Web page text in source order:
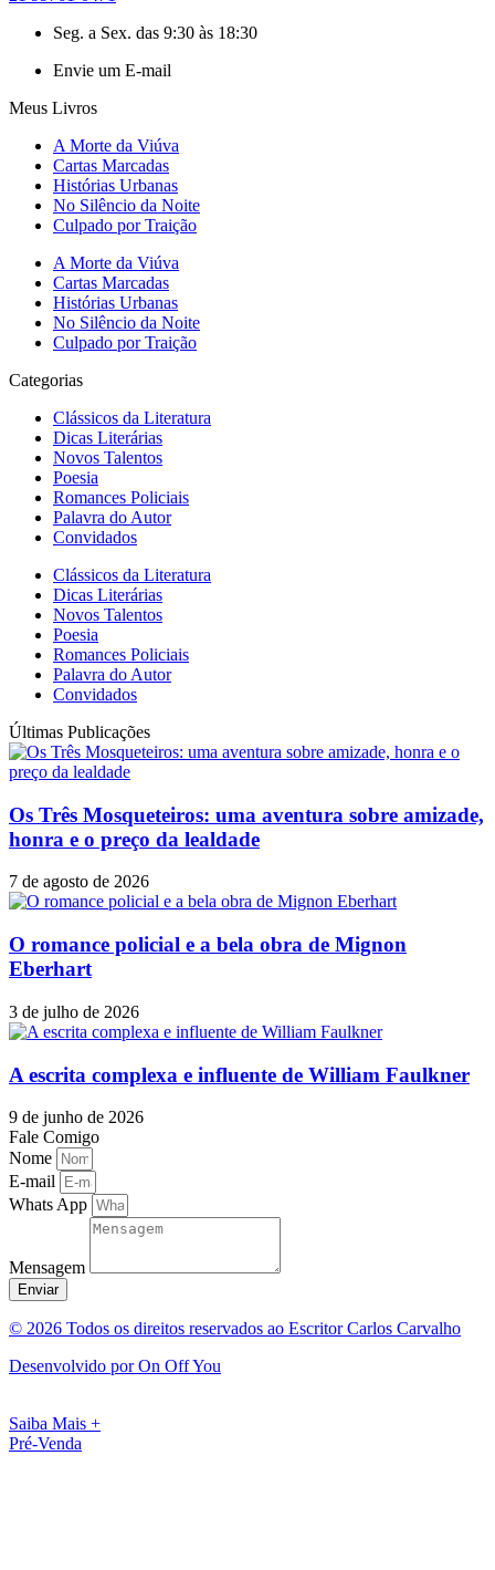
Seg. a Sex. das 9:30 às 18:30
Envie um E-mail
Meus Livros
A Morte da Viúva
Cartas Marcadas
Histórias Urbanas
No Silêncio da Noite
Culpado por Traição
A Morte da Viúva
Cartas Marcadas
Histórias Urbanas
No Silêncio da Noite
Culpado por Traição
Categorias
Clássicos da Literatura
Dicas Literárias
Novos Talentos
Poesia
Romances Policiais
Palavra do Autor
Convidados
Clássicos da Literatura
Dicas Literárias
Novos Talentos
Poesia
Romances Policiais
Palavra do Autor
Convidados
Últimas Publicações
Os Três Mosqueteiros: uma aventura sobre amizade,
honra e o preço da lealdade
7 de agosto de 2026
O romance policial e a bela obra de Mignon
Eberhart
3 de julho de 2026
A escrita complexa e influente de William Faulkner
9 de junho de 2026
Fale Comigo
Nome
E-mail
Whats App
Mensagem
Enviar
© 2026 Todos os direitos reservados ao Escritor Carlos Carvalho
Desenvolvido por On Off You
Saiba Mais +
Pré-Venda